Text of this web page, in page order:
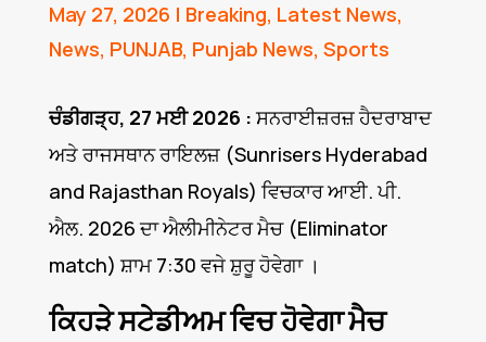
May 27, 2026 | Breaking, Latest News,
News, PUNJAB, Punjab News, Sports
ਚੰਡੀਗੜ੍ਹ, 27 ਮਈ 2026 : ਸਨਰਾਈਜ਼ਰਜ਼ ਹੈਦਰਾਬਾਦ
ਅਤੇ ਰਾਜਸਥਾਨ ਰਾਇਲਜ਼ (Sunrisers Hyderabad
and Rajasthan Royals) ਵਿਚਕਾਰ ਆਈ. ਪੀ.
ਐਲ. 2026 ਦਾ ਐਲੀਮੀਨੇਟਰ ਮੈਚ (Eliminator
match) ਸ਼ਾਮ 7:30 ਵਜੇ ਸ਼ੁਰੂ ਹੋਵੇਗਾ ।
ਕਿਹੜੇ ਸਟੇਡੀਅਮ ਵਿਚ ਹੋਵੇਗਾ ਮੈਚ